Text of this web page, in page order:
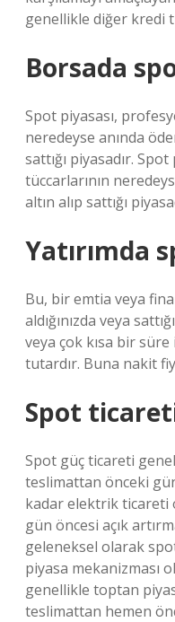
genellikle diğer kredi
Borsada
Spot piyasası,
neredeyse anında
sattığı piyasadır.
tüccarlarının
altın alıp sattığı
Yatırımda
Bu, bir emtia veya
aldığınızda veya
veya çok kısa bir süre
tutardır. Buna nakit
Spot
Spot güç ticareti
teslimattan önceki
kadar elektrik ticareti
gün öncesi açık
geleneksel olarak
piyasa mekanizması
genellikle toptan
teslimattan hemen